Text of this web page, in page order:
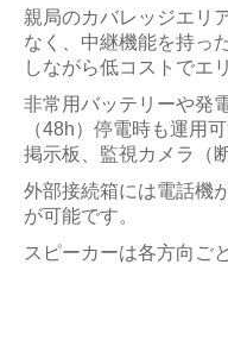
親局のカバレッジエリ
なく、中継機能を持っ
しながら低コストでエ
非常用バッテリーや発
（48h）停電時も運用
掲示板、監視カメラ（
外部接続箱には電話機
が可能です。
スピーカーは各方向ご